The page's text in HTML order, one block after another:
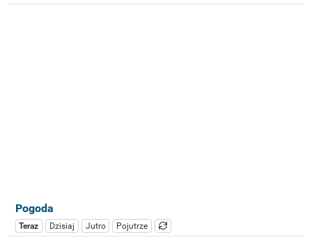
Pogoda
Teraz Dzisiaj Jutro Pojutrze